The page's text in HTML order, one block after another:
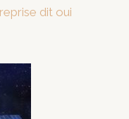
dit oui